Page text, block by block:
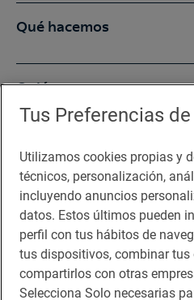
Qué hacemos
Quiénes somos
Sala de prensa
Te puede interesar
Aviso legal
Tus Preferencias
Utilizamos cookies propias y
técnicos, personalización,
incluyendo anuncios
datos. Estos últimos pueden
perfil con tus hábitos de
tus dispositivos, combinar
compartirlos con otras
Selecciona Solo necesarias